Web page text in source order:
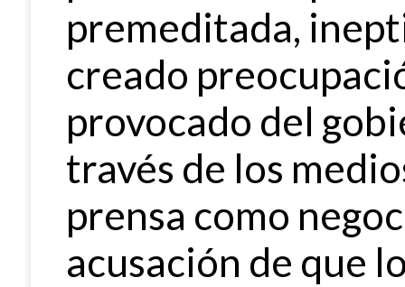
premeditada,
creado
provocado del
través de los
prensa como
acusación de que